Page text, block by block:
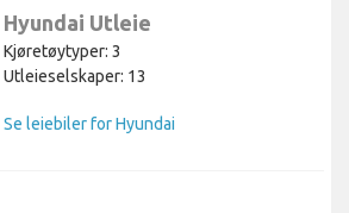
Hyundai Utleie
Kjøretøytyper: 3
Utleieselskaper: 13
Se leiebiler for Hyundai